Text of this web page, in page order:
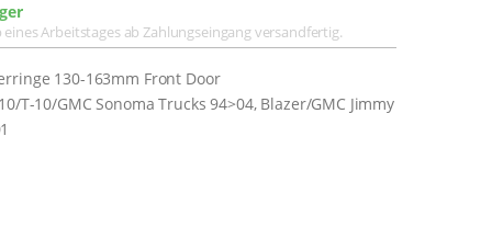
Arbeitstages ab Zahlungseingang versandfertig.
130-163mm Front Door
T-10/GMC Sonoma Trucks 94>04, Blazer/GMC Jimmy